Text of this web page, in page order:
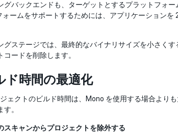
グバックエンドも、ターゲットとするプラットフォ
ームをサポートするためには、アプリケーション
グステージでは、最終的なバイナリサイズを小さく
ードを削除します。
ド時間の最適化
ジェクトのビルド時間は、Mono を使用する場合よ
。
スキャンからプロジェクトを除外する